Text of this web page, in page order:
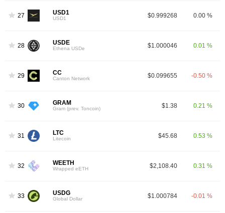
27 USD1
USD1 $0.999268 0.00 %
28 USDE
Ethena USDe $1.000046 0.01 %
29 CC
Canton Network $0.099655 -0.50 %
30 GRAM
Gram (prev. Toncoin) $1.38 0.21 %
31 LTC
Litecoin $45.68 0.53 %
32 WEETH
Wrapped eETH $2,108.40 0.31 %
33 USDG
Global Dollar $1.000784 -0.01 %